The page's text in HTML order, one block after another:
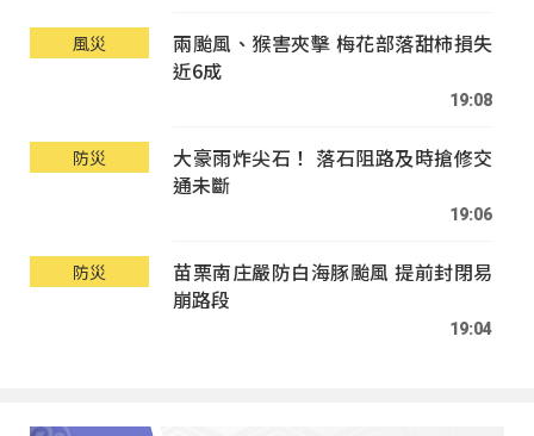
風災
兩颱風、猴害夾擊 梅花部落甜柿損失
近6成
19:08
防災
大豪雨炸尖石！ 落石阻路及時搶修交
通未斷
19:06
防災
苗栗南庄嚴防白海豚颱風 提前封閉易
崩路段
19:04